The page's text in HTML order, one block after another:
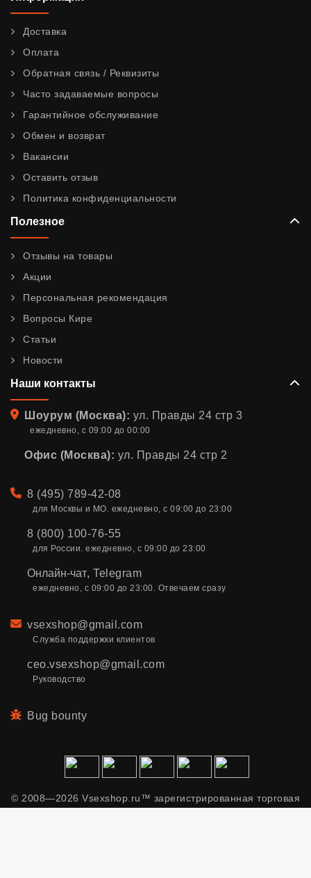
Доставка
Оплата
Обратная связь / Реквизиты
Часто задаваемые вопросы
Гарантийное обслуживание
Обмен и возврат
Вакансии
Оставить отзыв
Политика конфиденциальности
Полезное
Отзывы на товары
Акции
Персональная рекомендация
Вопросы Кире
Статьи
Новости
Наши контакты
Адрес
Шоурум (Москва): ул. Правды 24 стр 3
ежедневно, с 09:00 до 00:00
Офис (Москва): ул. Правды 24 стр 2
Телефон
8 (495) 789-42-08
для Москвы и МО. ежедневно, с 09:00 до 23:00
8 (800) 100-76-55
для России. ежедневно, с 09:00 до 23:00
Онлайн-чат, Telegram
ежедневно, с 09:00 до 23:00. Отвечаем сразу
Email
vsexshop@gmail.com
Служба поддержки клиентов
ceo.vsexshop@gmail.com
Руководство
Bug bounty
© 2008—2026 Vsexshop.ru™ зарегистрированная торговая